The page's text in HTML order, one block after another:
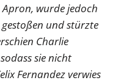
wurde jedoch
und stürzte
Charlie
sie nicht
Fernandez verwies